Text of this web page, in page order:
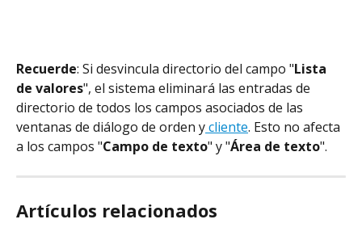
Recuerde: Si desvincula directorio del campo "Lista
de valores", el sistema eliminará las entradas de
directorio de todos los campos asociados de las
ventanas de diálogo de orden y cliente. Esto no afecta
a los campos "Campo de texto" y "Área de texto".
Artículos relacionados